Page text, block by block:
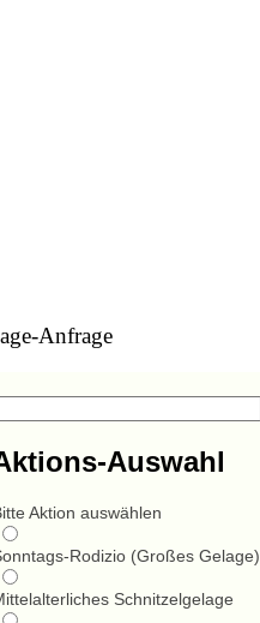
Anfrage
Auswahl
Aktion auswählen
Rodizio (Großes Gelage)
Schnitzelgelage